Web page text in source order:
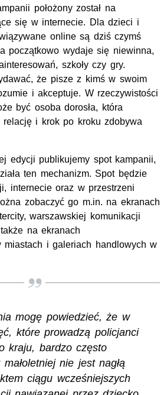
położony został na
się w internecie. Dla dzieci i
online są dziś czymś
początkowo wydaje się niewinna,
szkoły czy gry.
że pisze z kimś w swoim
i akceptuje. W rzeczywistości
być osoba dorosła, która
i krok po kroku zdobywa
edycji publikujemy spot kampanii,
ten mechanizm. Spot będzie
internecie oraz w przestrzeni
zobaczyć go m.in. na ekranach
warszawskiej komunikacji
na ekranach
miastach i galeriach handlowych w
mogę powiedzieć, że w
które prowadzą policjanci
kraju, bardzo często
nie jest nagłą
ciągu wcześniejszych